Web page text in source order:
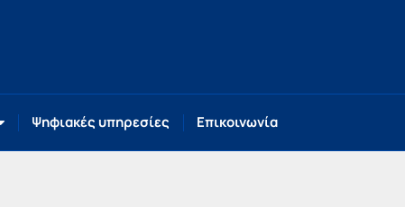
Ψηφιακές υπηρεσίες Επικοινωνία